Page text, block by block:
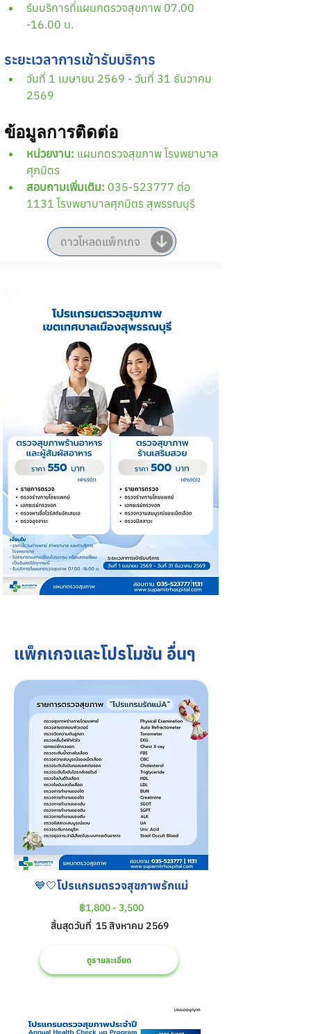
รับบริการที่แผนกตรวจสุขภาพ 07.00
-16.00 น.
ระยะเวลาการเข้ารับบริการ
วันที่ 1 เมษายน 2569 - วันที่ 31 ธันวาคม
2569
ข้อมูลการติดต่อ
หน่วยงาน: แผนกตรวจสุขภาพ โรงพยาบาล
ศุภมิตร
สอบถามเพิ่มเติม: 035-523777 ต่อ
1131 โรงพยาบาลศุภมิตร สุพรรณบุรี
ดาวโหลดแพ็กเกจ
แพ็กเกจและโปรโมชัน อื่นๆ
💙🤍โปรแกรมตรวจสุขภาพรักแม่
฿1,800 - 3,500
สิ้นสุดวันที่ 15 สิงหาคม 2569
ดูรายละเอียด